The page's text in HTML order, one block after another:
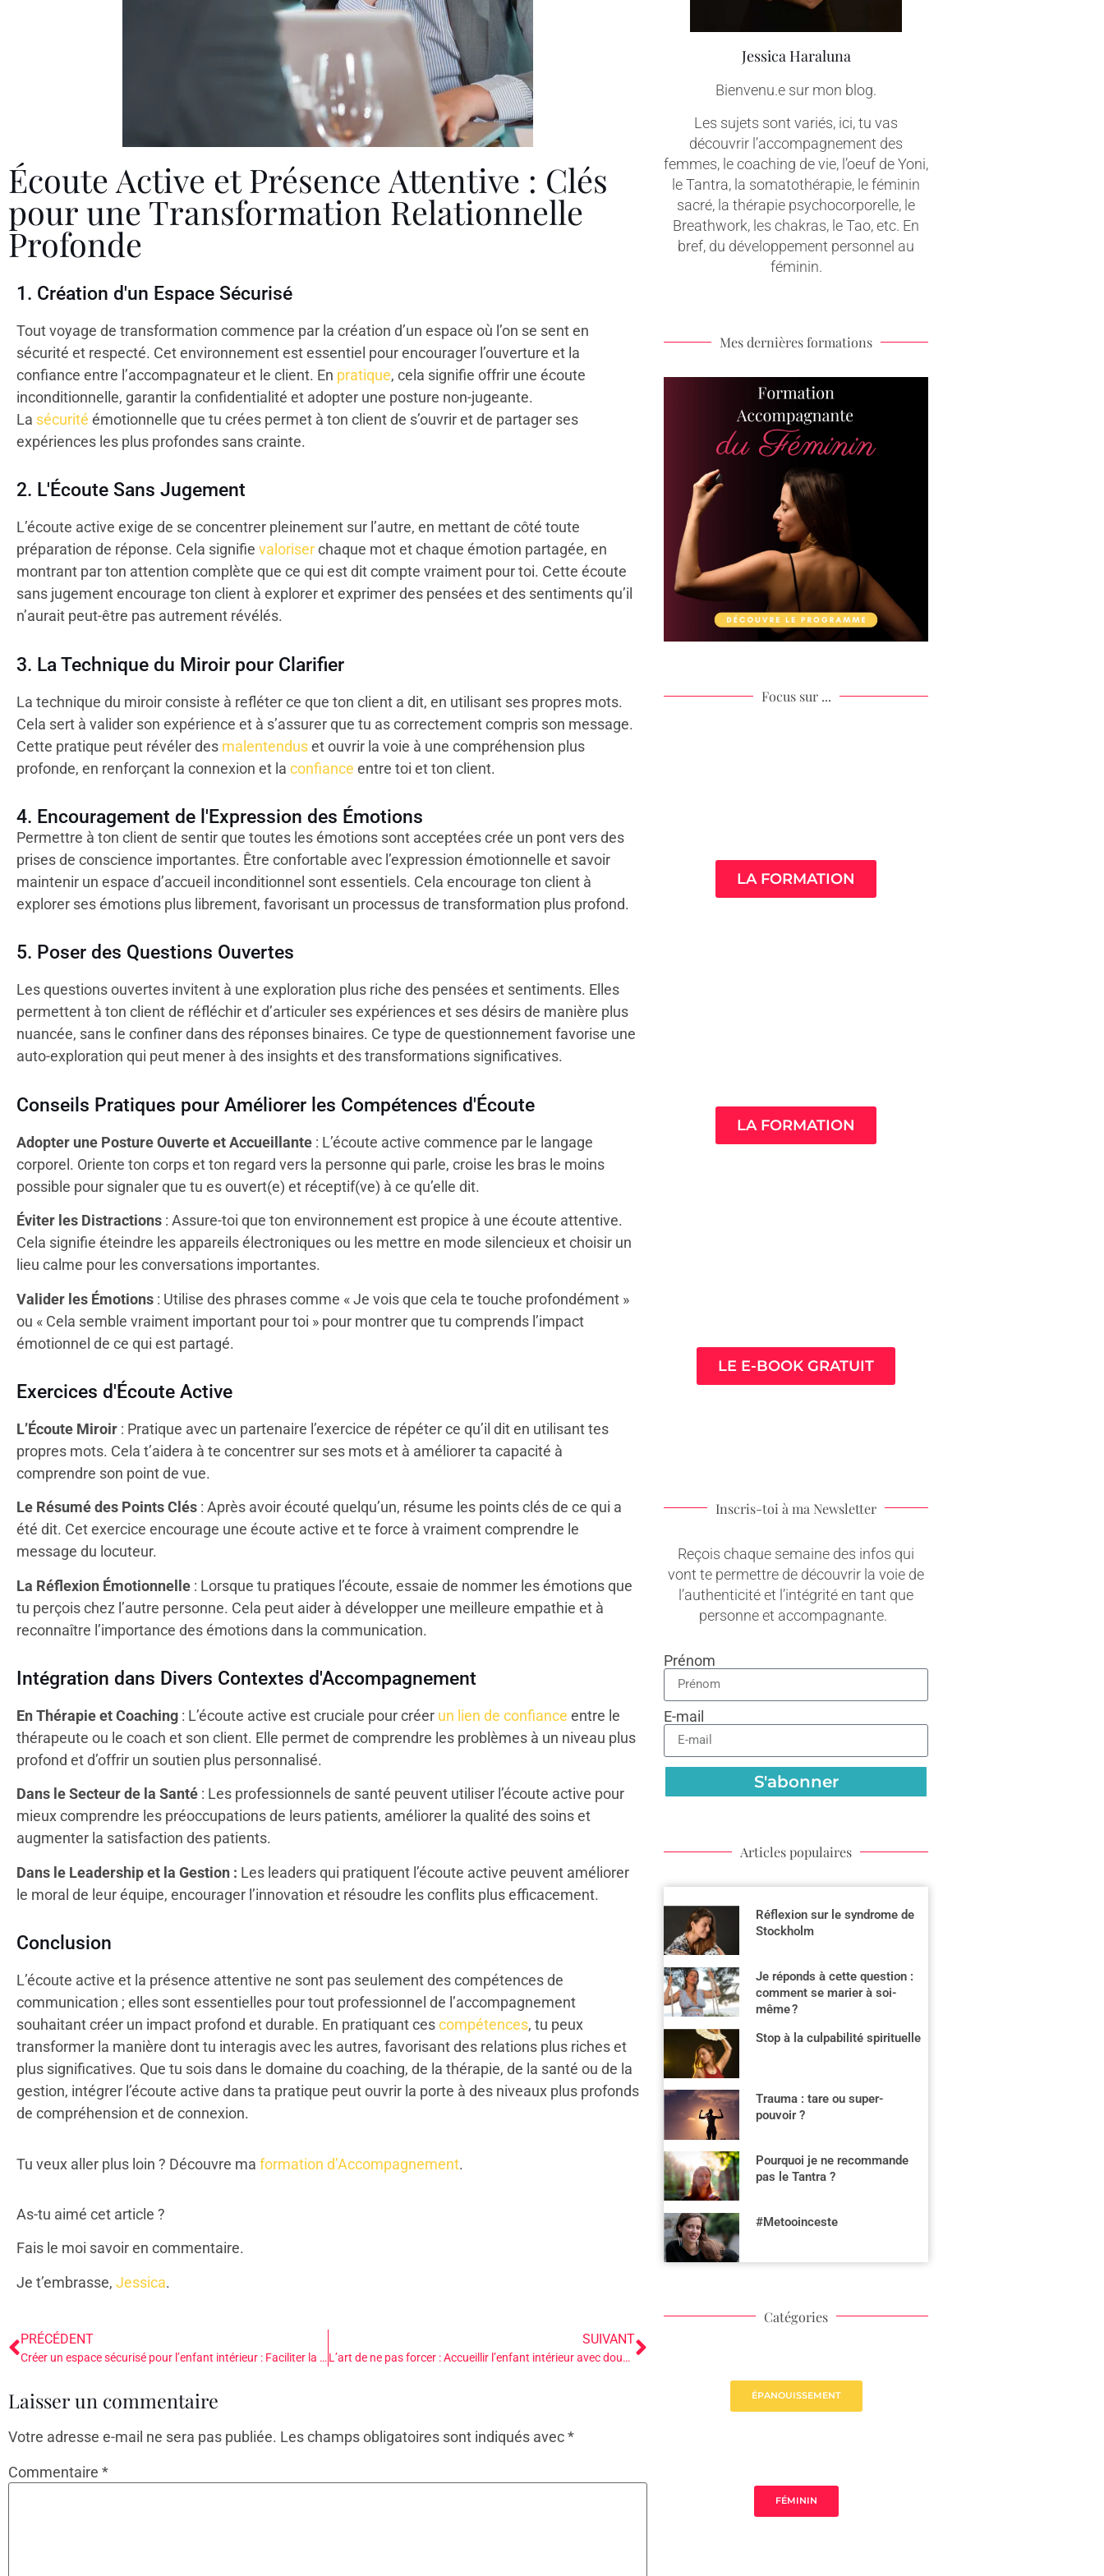
Écoute Active et Présence Attentive : Clés
pour une Transformation Relationnelle
Profonde
1. Création d'un Espace Sécurisé
Tout voyage de transformation commence par la création d’un espace où l’on se sent en
sécurité et respecté. Cet environnement est essentiel pour encourager l’ouverture et la
confiance entre l’accompagnateur et le client. En pratique, cela signifie offrir une écoute
inconditionnelle, garantir la confidentialité et adopter une posture non-jugeante.
La sécurité émotionnelle que tu crées permet à ton client de s’ouvrir et de partager ses
expériences les plus profondes sans crainte.
2. L'Écoute Sans Jugement
L’écoute active exige de se concentrer pleinement sur l’autre, en mettant de côté toute
préparation de réponse. Cela signifie valoriserchaque mot et chaque émotion partagée, en
montrant par ton attention complète que ce qui est dit compte vraiment pour toi. Cette écoute
sans jugement encourage ton client à explorer et exprimer des pensées et des sentiments qu’il
n’aurait peut-être pas autrement révélés.
3. La Technique du Miroir pour Clarifier
La technique du miroir consiste à refléter ce que ton client a dit, en utilisant ses propres mots.
Cela sert à valider son expérience et à s’assurer que tu as correctement compris son message.
Cette pratique peut révéler des malentenduset ouvrir la voie à une compréhension plus
profonde, en renforçant la connexion et la confiance entre toi et ton client.
4. Encouragement de l'Expression des Émotions
Permettre à ton client de sentir que toutes les émotions sont acceptées crée un pont vers des
prises de conscience importantes. Être confortable avec l’expression émotionnelle et savoir
maintenir un espace d’accueil inconditionnel sont essentiels. Cela encourage ton client à
explorer ses émotions plus librement, favorisant un processus de transformation plus profond.
5. Poser des Questions Ouvertes
Les questions ouvertes invitent à une exploration plus riche des pensées et sentiments. Elles
permettent à ton client de réfléchir et d’articuler ses expériences et ses désirs de manière plus
nuancée, sans le confiner dans des réponses binaires. Ce type de questionnement favorise une
auto-exploration qui peut mener à des insights et des transformations significatives.
Conseils Pratiques pour Améliorer les Compétences d'Écoute
Adopter une Posture Ouverte et Accueillante : L’écoute active commence par le langage
corporel. Oriente ton corps et ton regard vers la personne qui parle, croise les bras le moins
possible pour signaler que tu es ouvert(e) et réceptif(ve) à ce qu’elle dit.
Éviter les Distractions : Assure-toi que ton environnement est propice à une écoute attentive.
Cela signifie éteindre les appareils électroniques ou les mettre en mode silencieux et choisir un
lieu calme pour les conversations importantes.
Valider les Émotions : Utilise des phrases comme « Je vois que cela te touche profondément »
ou « Cela semble vraiment important pour toi » pour montrer que tu comprends l’impact
émotionnel de ce qui est partagé.
Exercices d'Écoute Active
L’Écoute Miroir : Pratique avec un partenaire l’exercice de répéter ce qu’il dit en utilisant tes
propres mots. Cela t’aidera à te concentrer sur ses mots et à améliorer ta capacité à
comprendre son point de vue.
Le Résumé des Points Clés : Après avoir écouté quelqu’un, résume les points clés de ce qui a
été dit. Cet exercice encourage une écoute active et te force à vraiment comprendre le
message du locuteur.
La Réflexion Émotionnelle : Lorsque tu pratiques l’écoute, essaie de nommer les émotions que
tu perçois chez l’autre personne. Cela peut aider à développer une meilleure empathie et à
reconnaître l’importance des émotions dans la communication.
Intégration dans Divers Contextes d'Accompagnement
En Thérapie et Coaching : L’écoute active est cruciale pour créer un lien de confiance entre le
thérapeute ou le coach et son client. Elle permet de comprendre les problèmes à un niveau plus
profond et d’offrir un soutien plus personnalisé.
Dans le Secteur de la Santé : Les professionnels de santé peuvent utiliser l’écoute active pour
mieux comprendre les préoccupations de leurs patients, améliorer la qualité des soins et
augmenter la satisfaction des patients.
Dans le Leadership et la Gestion : Les leaders qui pratiquent l’écoute active peuvent améliorer
le moral de leur équipe, encourager l’innovation et résoudre les conflits plus efficacement.
Conclusion
L’écoute active et la présence attentive ne sont pas seulement des compétences de
communication ; elles sont essentielles pour tout professionnel de l’accompagnement
souhaitant créer un impact profond et durable. En pratiquant cescompétences, tu peux
transformer la manière dont tu interagis avec les autres, favorisant des relations plus riches et
plus significatives. Que tu sois dans le domaine du coaching, de la thérapie, de la santé ou de la
gestion, intégrer l’écoute active dans ta pratique peut ouvrir la porte à des niveaux plus profonds
de compréhension et de connexion.
Tu veux aller plus loin ? Découvre ma formation d’Accompagnement.
As-tu aimé cet article ?
Fais le moi savoir en commentaire.
Je t’embrasse, Jessica.
PRÉCÉDENT
Créer un espace sécurisé pour l’enfant intérieur : Faciliter la transformation et la confiance
SUIVANT
L’art de ne pas forcer : Accueillir l’enfant intérieur avec douceur
Laisser un commentaire
Votre adresse e-mail ne sera pas publiée. Les champs obligatoires sont indiqués avec*
Commentaire *
Jessica Haraluna
Bienvenu.e sur mon blog.
Les sujets sont variés, ici, tu vas
découvrir l’accompagnement des
femmes, le coaching de vie, l’oeuf de Yoni,
le Tantra, la somatothérapie, le féminin
sacré, la thérapie psychocorporelle, le
Breathwork, les chakras, le Tao, etc. En
bref, du développement personnel au
féminin.
Mes dernières formations
Focus sur ...
LA FORMATION
LA FORMATION
LE E-BOOK GRATUIT
Inscris-toi à ma Newsletter
Reçois chaque semaine des infos qui
vont te permettre de découvrir la voie de
l’authenticité et l’intégrité en tant que
personne et accompagnante.
Prénom
E-mail
S'abonner
Articles populaires
Réflexion sur le syndrome de
Stockholm
Je réponds à cette question :
comment se marier à soi-
même ?
Stop à la culpabilité spirituelle
Trauma : tare ou super-
pouvoir ?
Pourquoi je ne recommande
pas le Tantra ?
#Metooinceste
Catégories
ÉPANOUISSEMENT
FÉMININ